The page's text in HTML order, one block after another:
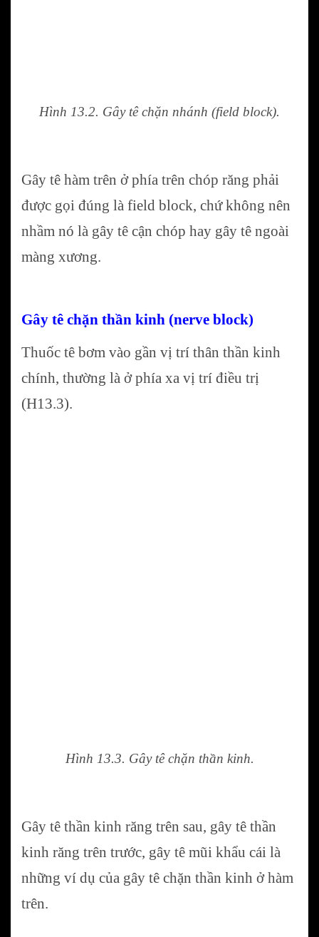
Hình 13.2. Gây tê chặn nhánh (field block).
Gây tê hàm trên ở phía trên chóp răng phải
được gọi đúng là field block, chứ không nên
nhầm nó là gây tê cận chóp hay gây tê ngoài
màng xương.
Gây tê chặn thần kinh (nerve block)
Thuốc tê bơm vào gần vị trí thân thần kinh
chính, thường là ở phía xa vị trí điều trị
(H13.3).
Hình 13.3. Gây tê chặn thần kinh.
Gây tê thần kinh răng trên sau, gây tê thần
kinh răng trên trước, gây tê mũi khẩu cái là
những ví dụ của gây tê chặn thần kinh ở hàm
trên.